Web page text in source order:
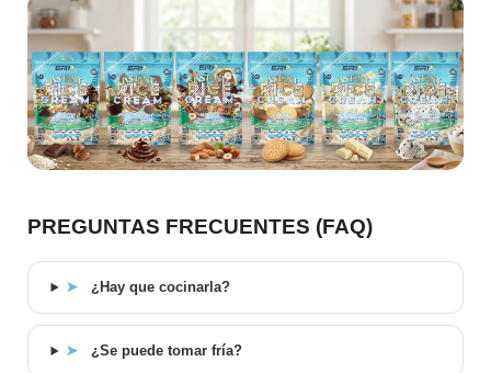
PREGUNTAS FRECUENTES (FAQ)
➤ ¿Hay que cocinarla?
➤ ¿Se puede tomar fría?